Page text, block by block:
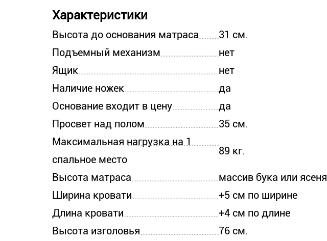
Характеристики
Высота до основания матраса
31 см.
Подъемный механизм
нет
Ящик
нет
Наличие ножек
да
Основание входит в цену
да
Просвет над полом
35 см.
Максимальная нагрузка на 1
спальное место
89 кг.
Высота матраса
массив бука или ясеня
Ширина кровати
+5 см по ширине
Длина кровати
+4 см по длине
Высота изголовья
76 см.